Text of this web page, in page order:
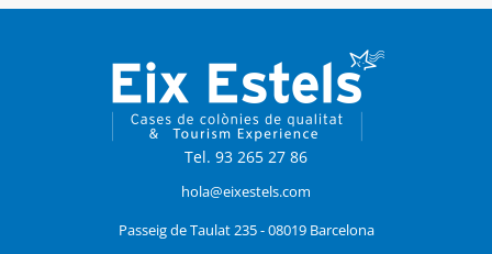
Tel. 93 265 27 86
hola@eixestels.com
Passeig de Taulat 235 - 08019 Barcelona